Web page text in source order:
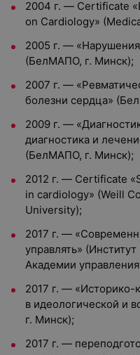
2004 г. — Certificate
on Cardiology»
2005 г. —
(БелМАПО, г. Минск);
2007 г. —
болезни сердца»
2009 г. —
диагностика и
(БелМАПО, г. Минск);
2012 г. — Certificate
in cardiology» (Weill
University);
2017 г. —
управлять»
Академии
2017 г. — «Историко-
в идеологической и
г. Минск);
2017 г. —